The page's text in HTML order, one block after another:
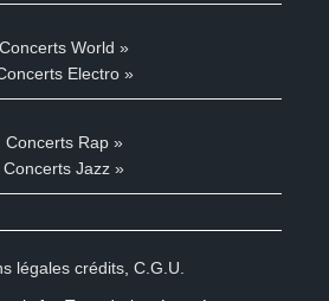
Concerts World »
Electro »
Concerts Rap »
Concerts Jazz »
légales crédits C.G.U.